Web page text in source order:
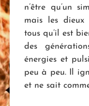
n’être qu’un
mais les dieux
tous qu’il est
des
énergies et
peu à peu. Il
et ne sait